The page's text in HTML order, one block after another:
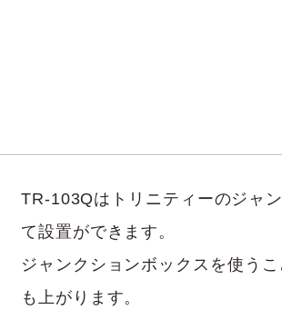
TR-103Qはトリニティーのジャ
て設置ができます。
ジャンクションボックスを使う
も上がります。